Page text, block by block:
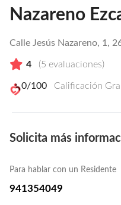
Nazareno
Calle Jesús Nazareno, 1,
4 (5 evaluaciones)
0/100 Calificación
Solicita más
Para hablar con un Residente
941354049